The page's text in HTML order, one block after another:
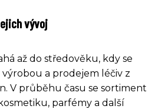
vývoj
až do středověku, kdy se
a prodejem léčiv z
V průběhu času se sortiment
parfémy a další